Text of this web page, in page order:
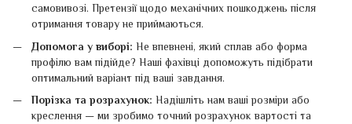
самовивозі. Претензії щодо механічних пошкоджень після
отримання товару не приймаються.
Допомога у виборі: Не впевнені, який сплав або форма
профілю вам підійде? Наші фахівці допоможуть підібрати
оптимальний варіант під ваші завдання.
Порізка та розрахунок: Надішліть нам ваші розміри або
креслення — ми зробимо точний розрахунок вартості та